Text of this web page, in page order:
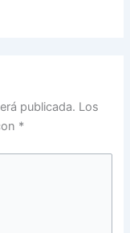
publicada. Los
*